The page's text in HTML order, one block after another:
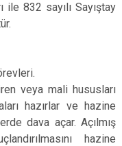
ile 832 sayılı Sayıştay
veya mali hususları
hazırlar ve hazine
dava açar. Açılmış
hazine